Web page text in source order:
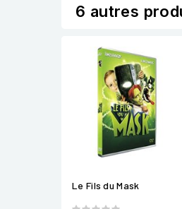
6 autres
Le Fils du Mask